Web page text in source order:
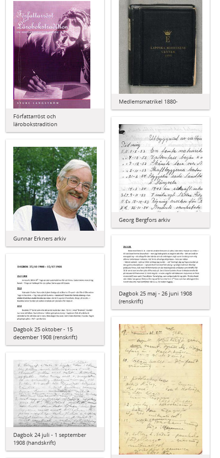
Medlemsmatrikel 1880-
Författarröst och
lärobokstradition
Georg Bergfors arkiv
Gunnar Erkners arkiv
Dagbok 25 maj - 26 juni 1908
(renskrift)
Dagbok 25 oktober - 15
december 1908 (renskrift)
Dagbok 24 juli - 1 september
1908 (handskrift)